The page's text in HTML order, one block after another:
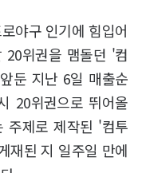
야구 인기에 힘입어
20위권을 맴돌던 '컴
둔 지난 6일 매출순
20위권으로 뛰어올
주제로 제작된 '컴투
재된 지 일주일 만에